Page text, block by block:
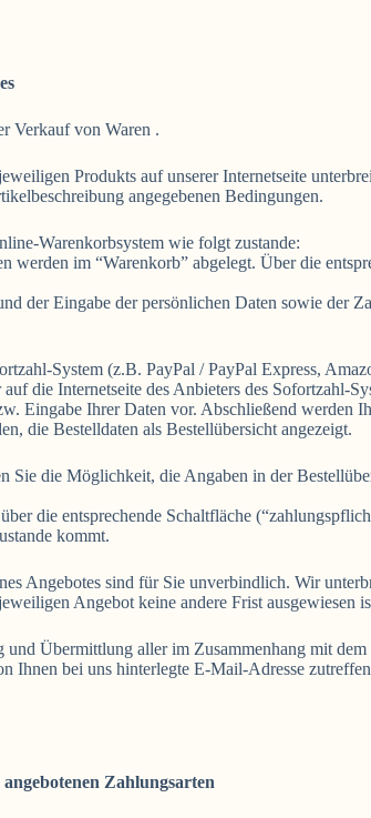
Verkauf von Waren .
Produkts auf unserer Internetseite
angegebenen Bedingungen.
Warenkorbsystem wie folgt zustande:
werden im “Warenkorb” abgelegt. Über die
der Eingabe der persönlichen Daten sowie der
System (z.B. PayPal / PayPal Express,
die Internetseite des Anbieters des Sofortzahl-
Eingabe Ihrer Daten vor. Abschließend werden
die Bestelldaten als Bestellübersicht angezeigt.
Sie die Möglichkeit, die Angaben in der
die entsprechende Schaltfläche
kommt.
Angebotes sind für Sie unverbindlich. Wir
Angebot keine andere Frist ausgewiesen
Übermittlung aller im Zusammenhang mit
Ihnen bei uns hinterlegte E-Mail-Adresse
Zahlungsarten